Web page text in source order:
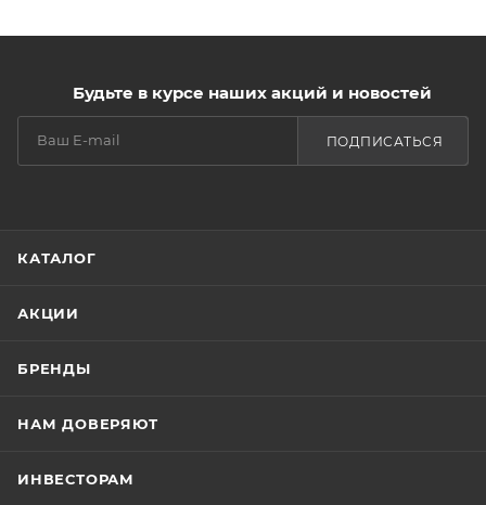
Будьте в курсе наших акций и новостей
ПОДПИСАТЬСЯ
КАТАЛОГ
АКЦИИ
БРЕНДЫ
НАМ ДОВЕРЯЮТ
ИНВЕСТОРАМ